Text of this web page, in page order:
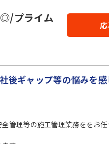
プライム
ギャップ等の悩みを感
管理等の施工管理業務ををお任